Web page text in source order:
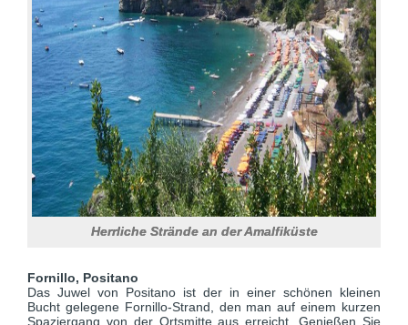
Herrliche Strände an der Amalfiküste
Fornillo, Positano
Das Juwel von Positano ist der in einer schönen kleinen
Bucht gelegene Fornillo-Strand, den man auf einem kurzen
Spaziergang von der Ortsmitte aus erreicht. Genießen Sie